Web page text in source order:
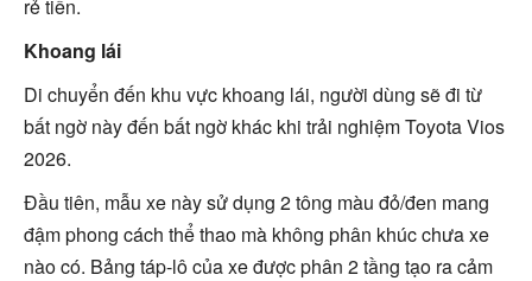
rẻ tiền.
Khoang lái
Di chuyển đến khu vực khoang lái, người dùng sẽ đi từ
bất ngờ này đến bất ngờ khác khi trải nghiệm Toyota Vios
2026.
Đầu tiên, mẫu xe này sử dụng 2 tông màu đỏ/đen mang
đậm phong cách thể thao mà không phân khúc chưa xe
nào có. Bảng táp-lô của xe được phân 2 tầng tạo ra cảm